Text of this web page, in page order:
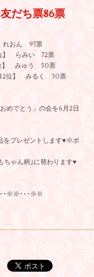
だち票86票
れおん 97票
】 らみい 72票
】 みゅう 50票
位】 みるく 30票
めでとう」の会を6月2日
プレゼントします♥※ポ
ゃん柄｣に替わります♥
･※※･･･※※